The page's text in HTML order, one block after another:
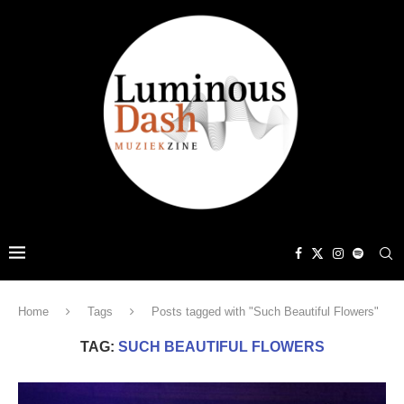
Home Tags Posts tagged with "Such Beautiful Flowers"
TAG: SUCH BEAUTIFUL FLOWERS